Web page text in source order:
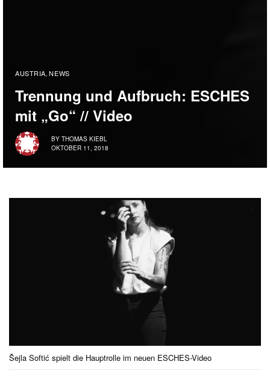
AUSTRIA NEWS
Trennung und Aufbruch: ESCHES
mit „Go“ // Video
BY THOMAS KIEBL
OKTOBER 11, 2018
Šejla Softić spielt die Hauptrolle im neuen ESCHES-Video